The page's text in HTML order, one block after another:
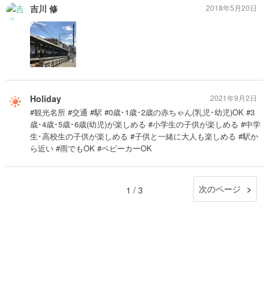
吉川 修 2018年5月20日
Holiday
#観光名所 #交通 #駅 #0歳･1歳･2歳の赤ちゃん(乳児･幼児)OK #3
歳･4歳･5歳･6歳(幼児)が楽しめる #小学生の子供が楽しめる #中学
生･高校生の子供が楽しめる #子供と一緒に大人も楽しめる #駅か
ら近い #雨でもOK #ベビーカーOK
2021年9月2日
1 / 3 次のページ